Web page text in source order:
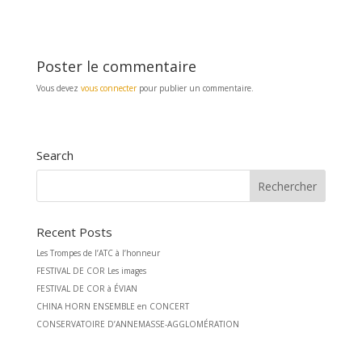
Poster le commentaire
Vous devez vous connecterpour publier un commentaire.
Search
Recent Posts
Les Trompes de l’ATC à l’honneur
FESTIVAL DE COR Les images
FESTIVAL DE COR à ÉVIAN
CHINA HORN ENSEMBLE en CONCERT
CONSERVATOIRE D’ANNEMASSE-AGGLOMÉRATION